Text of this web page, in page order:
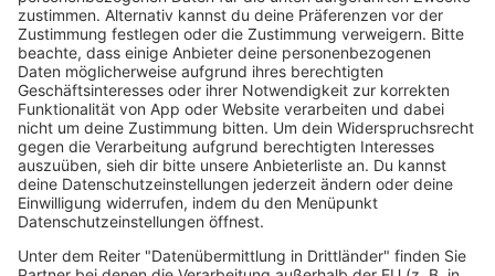
House
Ibiza
Loveparade
Lovesongs
Mayday
Rave
Reggae
RnB Ballads
Rock
Soul & RnB